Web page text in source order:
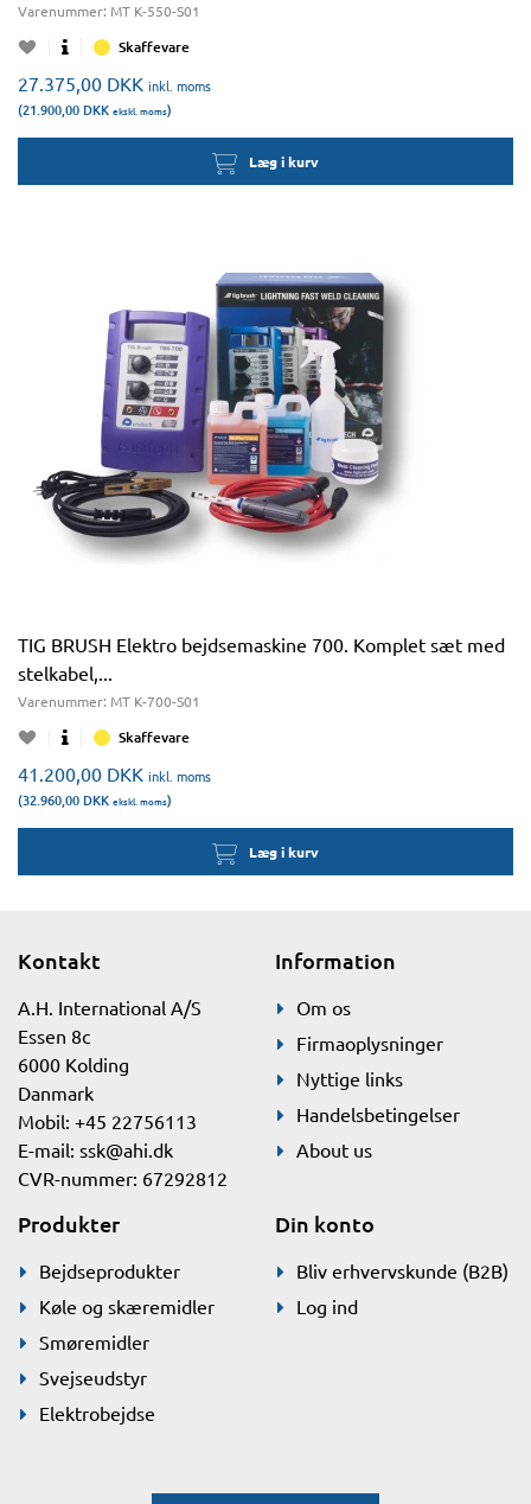
Varenummer: MT K-550-S01
Skaffevare
27.375,00 DKK inkl. moms
(21.900,00 DKK ekskl. moms)
Læg i kurv
TIG BRUSH Elektro bejdsemaskine 700. Komplet sæt med
stelkabel,...
Varenummer: MT K-700-S01
Skaffevare
41.200,00 DKK inkl. moms
(32.960,00 DKK ekskl. moms)
Læg i kurv
Kontakt
A.H. International A/S
Essen 8c
6000 Kolding
Danmark
Mobil: +45 22756113
E-mail: ssk@ahi.dk
CVR-nummer: 67292812
Information
Om os
Firmaoplysninger
Nyttige links
Handelsbetingelser
About us
Produkter
Bejdseprodukter
Køle og skæremidler
Smøremidler
Svejseudstyr
Elektrobejdse
Din konto
Bliv erhvervskunde (B2B)
Log ind